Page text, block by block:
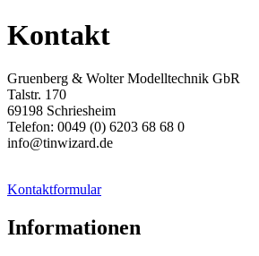
Kontakt
Gruenberg & Wolter Modelltechnik GbR
Talstr. 170
69198 Schriesheim
Telefon: 0049 (0) 6203 68 68 0
info@tinwizard.de
Kontaktformular
Informationen